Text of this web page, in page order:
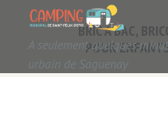
A seulement quelques
urbain de Saguenay
BRIC A BAC,
POUR